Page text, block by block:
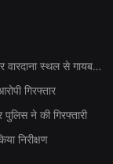
वारदाना स्थल से गायब…
गिरफ्तार
ने की गिरफ्तारी
निरीक्षण